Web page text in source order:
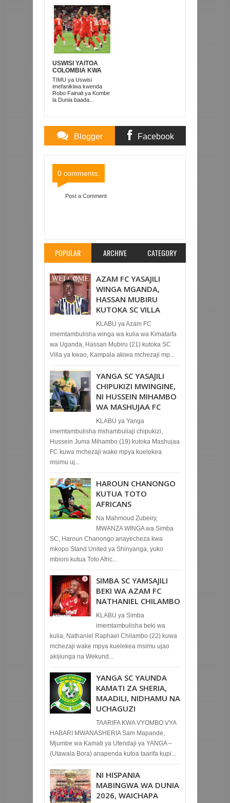
USWISI YAITOA
COLOMBIA KWA
MATUTA NA
KUTINGA ROBO
FAINALI
TIMU ya Uswisi
imefanikiwa kwenda
Robo Fainali ya Kombe
la Dunia baada...
Blogger Facebook
0 comments:
Post a Comment
POPULAR ARCHIVE CATEGORY
AZAM FC YASAJILI
WINGA MGANDA,
HASSAN MUBIRU
KUTOKA SC VILLA
KLABU ya Azam FC
imemtambulisha winga wa kulia wa Kimataifa
wa Uganda, Hassan Mubiru (21) kutoka SC
Villa ya kwao, Kampala akiwa mchezaji mp...
YANGA SC YASAJILI
CHIPUKIZI MWINGINE,
NI HUSSEIN MIHAMBO
WA MASHUJAA FC
KLABU ya Yanga
imemtambulisha mshambuliaji chipukizi,
Hussein Juma Mihambo (19) kutoka Mashujaa
FC kuwa mchezaji wake mpya kuelekea
msimu uj...
HAROUN CHANONGO
KUTUA TOTO
AFRICANS
Na Mahmoud Zubeiry,
MWANZA WINGA wa Simba
SC, Haroun Chanongo anayecheza kwa
mkopo Stand United ya Shinyanga, yuko
mbioni kutua Toto Afric...
SIMBA SC YAMSAJILI
BEKI WA AZAM FC
NATHANIEL CHILAMBO
KLABU ya Simba
imemtambulisha beki wa
kulia, Nathaniel Raphael Chilambo (22) kuwa
mchezaji wake mpya kuelekea msimu ujao
akijiunga na Wekund...
YANGA SC YAUNDA
KAMATI ZA SHERIA,
MAADILI, NIDHAMU NA
UCHAGUZI
TAARIFA KWA VYOMBO VYA
HABARI MWANASHERIA Sam Mapande,
Mjumbe wa Kamati ya Utendaji ya YANGA –
(Utawala Bora) anapenda kutoa taarifa kupi...
NI HISPANIA
MABINGWA WA DUNIA
2026, WAICHAPA